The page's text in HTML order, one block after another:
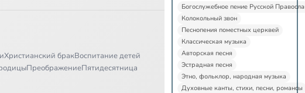
Христианский бракВоспитание детей
ПреображениеПятидесятница
Богослужебное пение Русской
Колокольный звон
Песнопения поместных церквей
Классическая музыка
Авторская песня
Эстрадная песня
Этно, фольклор, народная музыка
Духовные канты, стихи, песни, романсы